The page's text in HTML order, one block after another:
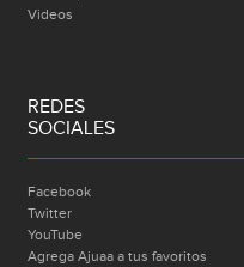
Videos
REDES
SOCIALES
Facebook
Twitter
YouTube
Agrega Ajuaa a tus favoritos